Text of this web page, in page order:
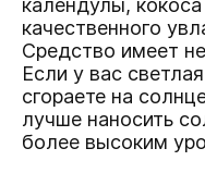
качественного
Средство имеет
Если у вас
сгораете на
лучше наносить
более высоким